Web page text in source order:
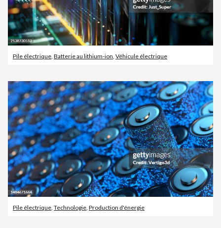
Pile électrique, Batterie au lithium-ion, Véhicule électrique
Pile électrique, Technologie, Production d'énergie